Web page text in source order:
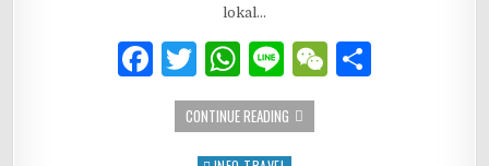
lokal…
F
a
c
T
w
it
W
h
at
Li
n
e
W
CONTINUE READING GEGARA BEREBUT PAKAI